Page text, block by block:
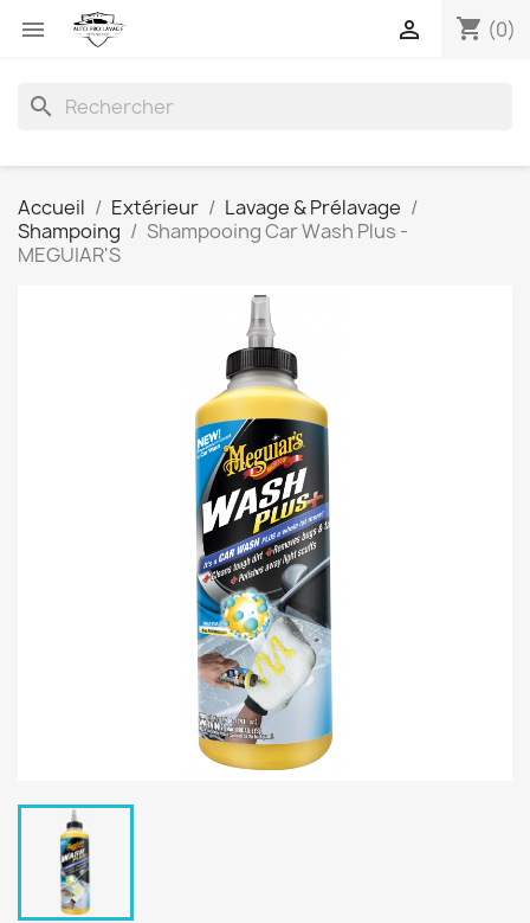
 shopping_cart (0)

search
Accueil Extérieur
Lavage & Prélavage
Shampoing
Shampooing Car Wash Plus -
MEGUIAR'S